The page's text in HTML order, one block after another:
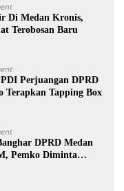
Di Medan Kronis,
Terobosan Baru
Perjuangan DPRD
Terapkan Tapping Box
DPRD Medan
Pemko Diminta